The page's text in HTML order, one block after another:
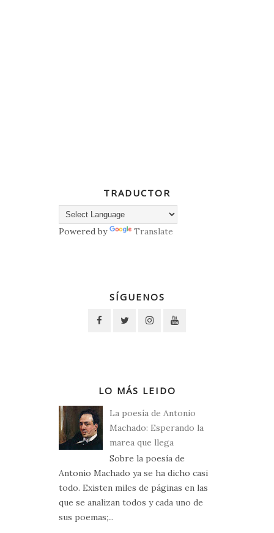
TRADUCTOR
Powered by Translate
SÍGUENOS
LO MÁS LEIDO
La poesía de Antonio
Machado: Esperando la
marea que llega
Sobre la poesía de
Antonio Machado ya se ha dicho casi
todo. Existen miles de páginas en las
que se analizan todos y cada uno de
sus poemas;...